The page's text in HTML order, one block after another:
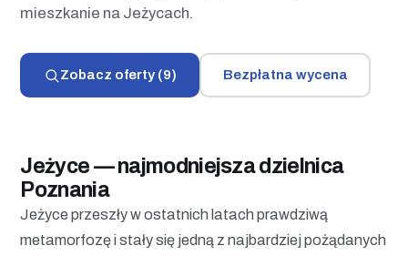
Home staging
Inwestycje pod najem (Poznań)
Nieruchomości w Hiszpanii
mieszkanie na Jeżycach.
Zobacz oferty (9) Bezpłatna wycena
Jeżyce — najmodniejsza dzielnica
Poznania
Jeżyce przeszły w ostatnich latach prawdziwą
metamorfozę i stały się jedną z najbardziej pożądanych